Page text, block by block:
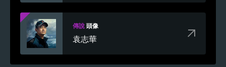
傳說 頭像
袁志華